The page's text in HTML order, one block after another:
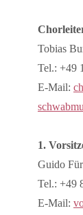
Tobias
Tel.: +49
E-Mail:
1.
Guido
Tel.: +49
E-Mail: